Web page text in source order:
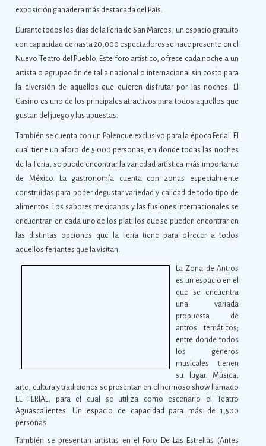
exposición ganadera más destacada del País.
Durante todos los días de la Feria de San Marcos, un espacio gratuito
con capacidad de hasta 20,000 espectadores se hace presente en el
Nuevo Teatro del Pueblo. Este foro artístico, ofrece cada noche a un
artista o agrupación de talla nacional o internacional sin costo para
la diversión de aquellos que quieren disfrutar por las noches. El
Casino es uno de los principales atractivos para todos aquellos que
gustan del juego y las apuestas.
También se cuenta con un Palenque exclusivo para la época Ferial. El
cual tiene un aforo de 5.000 personas, en donde todas las noches
de la Feria, se puede encontrar la variedad artística más importante
de México. La gastronomía cuenta con zonas especialmente
construidas para poder degustar variedad y calidad de todo tipo de
alimentos. Los sabores mexicanos y las fusiones internacionales se
encuentran en cada uno de los platillos que se pueden encontrar en
las distintas opciones que la Feria tiene para ofrecer a todos
aquellos feriantes que la visitan.
La Zona de Antros
es un espacio en el
que se encuentra
una variada
propuesta de
antros temáticos;
entre donde todos
los géneros
musicales tienen
su lugar. Música,
arte, cultura y tradiciones se presentan en el hermoso show llamado
EL FERIAL, para el cual se utiliza como escenario el Teatro
Aguascalientes. Un espacio de capacidad para más de 1,500
personas.
También se presentan artistas en el Foro De Las Estrellas (Antes